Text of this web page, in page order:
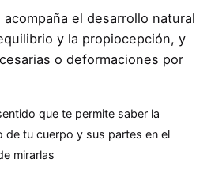
el desarrollo natural
y la propiocepción, y
o deformaciones por
que te permite saber la
de tu cuerpo y sus partes en el
mirarlas